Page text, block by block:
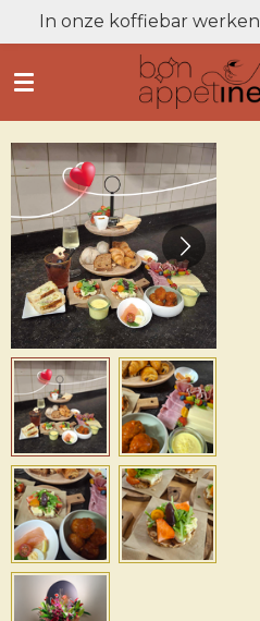
direct
naar
hoofdinhoud
In onze koffiebar